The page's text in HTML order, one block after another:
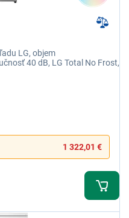
LG, objem
40 dB, LG Total No Frost,
1 322,01 €